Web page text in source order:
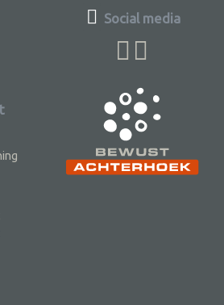
Social media